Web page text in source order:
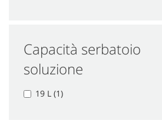
Capacità serbatoio
soluzione
19 L (1)